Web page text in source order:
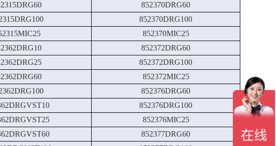
852370DRG60
852370DRG100
852370MIC25
852372DRG60
852372DRG100
852372MIC25
852376DRG60
852376DRG100
852376MIC25
852377DRG60